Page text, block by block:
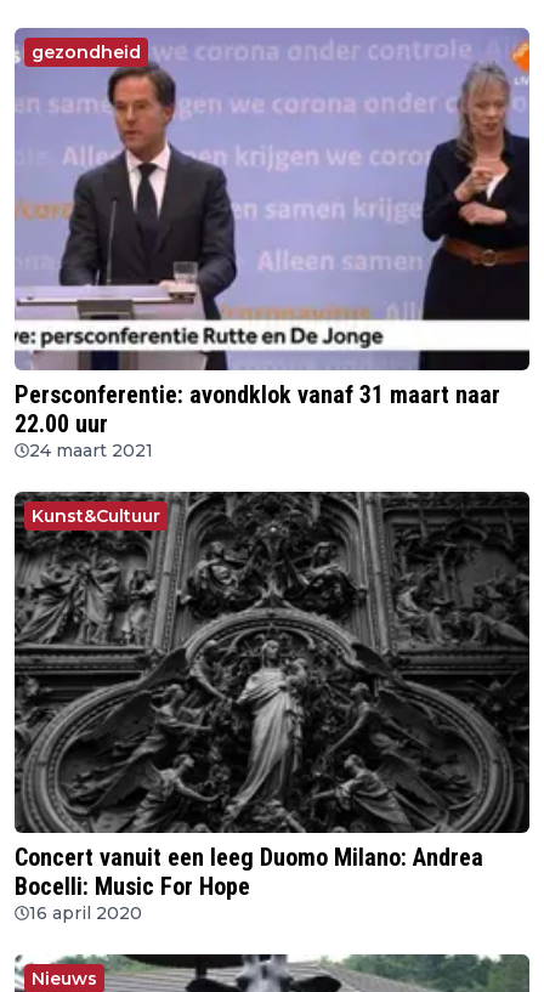
gezondheid
Persconferentie: avondklok vanaf 31 maart naar
22.00 uur
24 maart 2021
Kunst&Cultuur
Concert vanuit een leeg Duomo Milano: Andrea
Bocelli: Music For Hope
16 april 2020
Nieuws